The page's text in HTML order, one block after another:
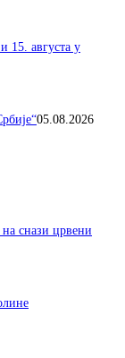
15. августа у
05.08.2026
снази црвени